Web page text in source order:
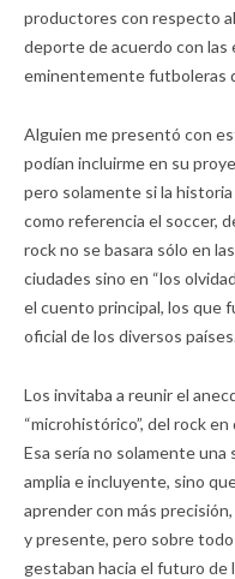
productores con respecto
deporte de acuerdo con las
eminentemente futboleras
Alguien me presentó con
podían incluirme en su
pero solamente si la
como referencia el soccer,
rock no se basara sólo en
ciudades sino en “los
el cuento principal, los que
oficial de los diversos
Los invitaba a reunir el
“microhistórico”, del rock
Esa sería no solamente una
amplia e incluyente, sino
aprender con más
y presente, pero sobre
gestaban hacia el futuro de